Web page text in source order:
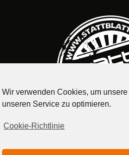
Wir verwenden Cookies, um
unseren Service zu optimieren.
Cookie-Richtlinie